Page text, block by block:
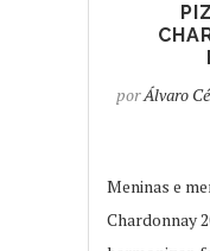
porÁlvaro
Meninas e
Chardonnay